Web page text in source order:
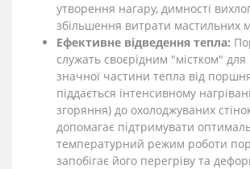
утворення нагару, димності
збільшення витрати мастильних
Ефективне відведення тепла:
служать своєрідним "містком" для
значної частини тепла від
піддається інтенсивному
згоряння) до охолоджуваних
допомагає підтримувати
температурний режим роботи
запобігає його перегріву та